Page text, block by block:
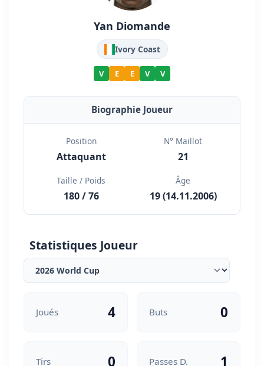
Yan Diomande
Ivory Coast
V E E V V
Biographie Joueur
Position
Attaquant
N° Maillot
21
Taille / Poids
180 / 76
Âge
19 (14.11.2006)
Statistiques Joueur
Joués 4 Buts 0
Tirs 0 Passes D. 1